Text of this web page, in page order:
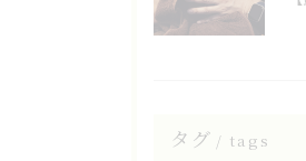
タグ tags